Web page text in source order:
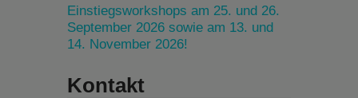
Einstiegsworkshops am 25. und 26.
September 2026 sowie am 13. und
14. November 2026!
Kontakt